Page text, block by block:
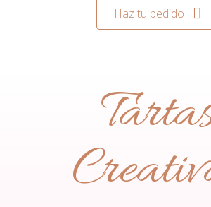
Haz tu pedido